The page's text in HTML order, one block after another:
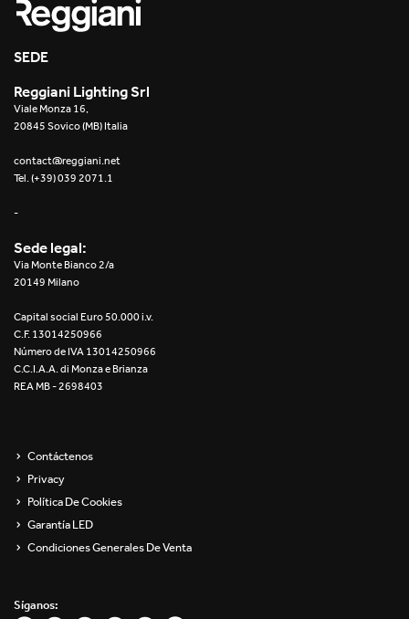
SEDE
Reggiani Lighting Srl
Viale Monza 16,
20845 Sovico (MB) Italia
contact@reggiani.net
Tel. (+39) 039 2071.1
-
Sede legal:
Via Monte Bianco 2/a
20149 Milano
Capital social Euro 50.000 i.v.
C.F. 13014250966
Número de IVA 13014250966
C.C.I.A.A. di Monza e Brianza
REA MB - 2698403
Contáctenos
Privacy
Política De Cookies
Garantía LED
Condiciones Generales De Venta
Síganos: